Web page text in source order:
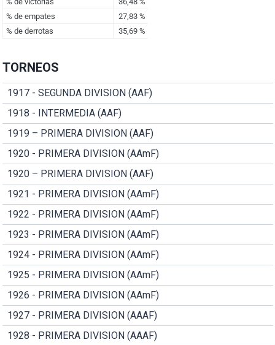
TORNEOS
1917 - SEGUNDA DIVISION (AAF)
1918 - INTERMEDIA (AAF)
1919 – PRIMERA DIVISION (AAF)
1920 - PRIMERA DIVISION (AAmF)
1920 – PRIMERA DIVISION (AAF)
1921 - PRIMERA DIVISION (AAmF)
1922 - PRIMERA DIVISION (AAmF)
1923 - PRIMERA DIVISION (AAmF)
1924 - PRIMERA DIVISION (AAmF)
1925 - PRIMERA DIVISION (AAmF)
1926 - PRIMERA DIVISION (AAmF)
1927 - PRIMERA DIVISION (AAAF)
1928 - PRIMERA DIVISION (AAAF)